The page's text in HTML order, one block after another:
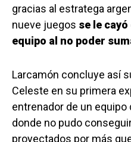
gracias al estratega
nueve juegos se le
equipo al no poder
Larcamón concluye así
Celeste en su primera
entrenador de un
donde no pudo
proyectados por más